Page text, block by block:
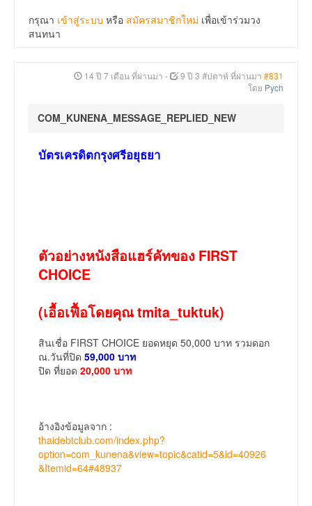
กรุณา เข้าสู่ระบบ หรือ สมัครสมาชิกใหม่ เพื่อเข้าร่วมวง
สนทนา
14 ปี 7 เดือน ที่ผ่านมา - 9 ปี 3 สัปดาห์ ที่ผ่านมา #831
โดย Pych
COM_KUNENA_MESSAGE_REPLIED_NEW
บัตรเครดิตกรุงศรีอยุธยา
ตัวอย่างหนังสือแฮร์คัทของ FIRST
CHOICE
(เอื้อเฟื้อโดยคุณ tmita_tuktuk)
สินเชื่อ FIRST CHOICE ยอดหยุด 50,000 บาท รวมดอก
ณ.วันที่ปิด 59,000 บาท
ปิด ที่ยอด 20,000 บาท
อ้างอิงข้อมูลจาก :
thaidebtclub.com/index.php?
option=com_kunena&view=topic&catid=5&id=40926
&Itemid=64#48937